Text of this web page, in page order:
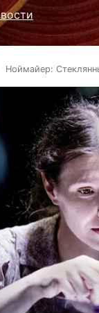
Ноймайер: